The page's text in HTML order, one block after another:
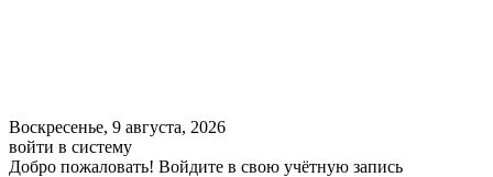
Воскресенье, 9 августа, 2026
войти в систему
Добро пожаловать! Войдите в свою учётную запись